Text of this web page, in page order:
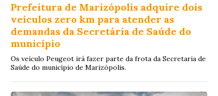
Prefeitura de Marizópolis adquire dois
veículos zero km para atender as
demandas da Secretária de Saúde do
município
Os veículo Peugeot irá fazer parte da frota da Secretaria de
Saúde do município de Marizópolis.